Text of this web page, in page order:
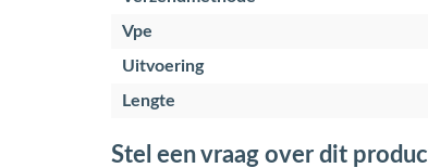
Vpe
Uitvoering
Lengte
Stel een vraag over dit